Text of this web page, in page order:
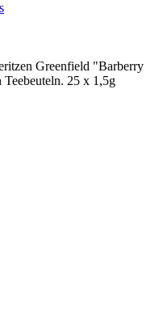
Greenfield "Barberry
25 x 1,5g